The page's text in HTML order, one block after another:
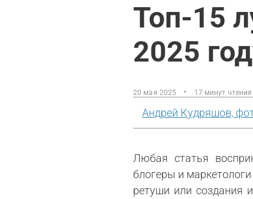
Топ-15
2025
20 мая 2025 17 минут чтения
Андрей Кудряшов,
Любая статья
блогеры и
ретуши или создания